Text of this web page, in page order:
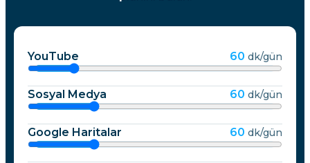
YouTube 60 dk/gün
Sosyal Medya 60 dk/gün
Google Haritalar 60 dk/gün